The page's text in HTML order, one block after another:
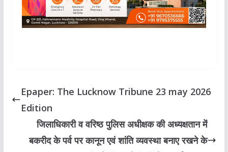
Epaper: The Lucknow Tribune 23 may 2026
Edition
जिलाधिकारी व वरिष्ठ पुलिस अधीक्षक की अध्यक्षतान में
बकरीद के पर्व पर कानून एवं शांति व्यवस्था बनाए रखने के